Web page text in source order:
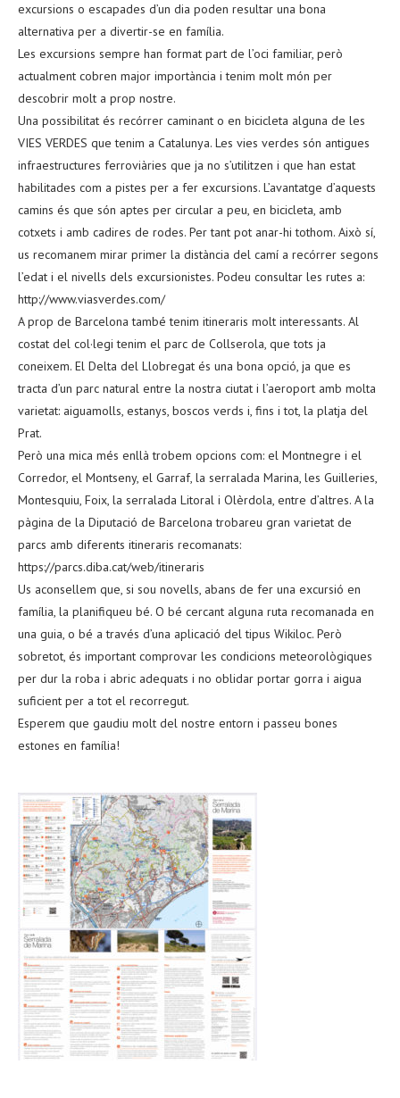
excursions o escapades d’un dia poden resultar una bona
alternativa per a divertir-se en família.
Les excursions sempre han format part de l’oci familiar, però
actualment cobren major importància i tenim molt món per
descobrir molt a prop nostre.
Una possibilitat és recórrer caminant o en bicicleta alguna de les
VIES VERDES que tenim a Catalunya. Les vies verdes són antigues
infraestructures ferroviàries que ja no s’utilitzen i que han estat
habilitades com a pistes per a fer excursions. L’avantatge d’aquests
camins és que són aptes per circular a peu, en bicicleta, amb
cotxets i amb cadires de rodes. Per tant pot anar-hi tothom. Això sí,
us recomanem mirar primer la distància del camí a recórrer segons
l’edat i el nivells dels excursionistes. Podeu consultar les rutes a:
http://www.viasverdes.com/
A prop de Barcelona també tenim itineraris molt interessants. Al
costat del col·legi tenim el parc de Collserola, que tots ja
coneixem. El Delta del Llobregat és una bona opció, ja que es
tracta d’un parc natural entre la nostra ciutat i l’aeroport amb molta
varietat: aiguamolls, estanys, boscos verds i, fins i tot, la platja del
Prat.
Però una mica més enllà trobem opcions com: el Montnegre i el
Corredor, el Montseny, el Garraf, la serralada Marina, les Guilleries,
Montesquiu, Foix, la serralada Litoral i Olèrdola, entre d’altres. A la
pàgina de la Diputació de Barcelona trobareu gran varietat de
parcs amb diferents itineraris recomanats:
https://parcs.diba.cat/web/itineraris
Us aconsellem que, si sou novells, abans de fer una excursió en
família, la planifiqueu bé. O bé cercant alguna ruta recomanada en
una guia, o bé a través d’una aplicació del tipus Wikiloc. Però
sobretot, és important comprovar les condicions meteorològiques
per dur la roba i abric adequats i no oblidar portar gorra i aigua
suficient per a tot el recorregut.
Esperem que gaudiu molt del nostre entorn i passeu bones
estones en família!